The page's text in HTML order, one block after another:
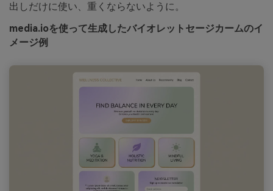
出しだけに使い、重くならないように。
media.ioを使って生成したバイオレットセージカームのイ
メージ例